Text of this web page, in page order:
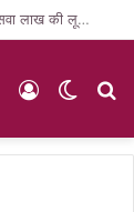
हथियार के बल पर अपराधियों ने सीएसपी संचालक से करीब सवा लाख की लूट, जांच में जुटी पुलिस
Switch
Log